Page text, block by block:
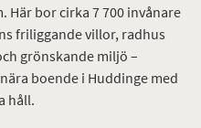
Här bor cirka 7 700 invånare
friliggande villor, radhus
grönskande miljö –
boende i Huddinge med
håll.